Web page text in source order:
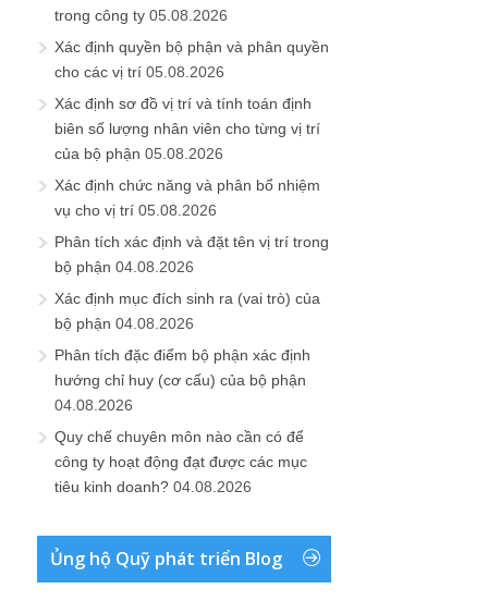
trong công ty 05.08.2026
Xác định quyền bộ phận và phân quyền
cho các vị trí 05.08.2026
Xác định sơ đồ vị trí và tính toán định
biên số lượng nhân viên cho từng vị trí
của bộ phận 05.08.2026
Xác định chức năng và phân bổ nhiệm
vụ cho vị trí 05.08.2026
Phân tích xác định và đặt tên vị trí trong
bộ phận 04.08.2026
Xác định mục đích sinh ra (vai trò) của
bộ phận 04.08.2026
Phân tích đặc điểm bộ phận xác định
hướng chỉ huy (cơ cấu) của bộ phận
04.08.2026
Quy chế chuyên môn nào cần có để
công ty hoạt động đạt được các mục
tiêu kinh doanh? 04.08.2026
Ủng hộ Quỹ phát triển Blog